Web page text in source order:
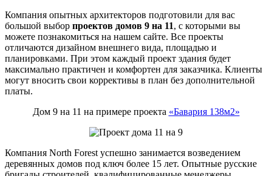
Компания опытных архитекторов подготовили для вас
большой выбор проектов домов 9 на 11, с которыми вы
можете познакомиться на нашем сайте. Все проекты
отличаются дизайном внешнего вида, площадью и
планировками. При этом каждый проект здания будет
максимально практичен и комфортен для заказчика. Клиенты
могут вносить свои коррективы в план без дополнительной
платы.
Дом 9 на 11 на примере проекта «Бавария 138м2»
Компания North Forest успешно занимается возведением
деревянных домов под ключ более 15 лет. Опытные русские